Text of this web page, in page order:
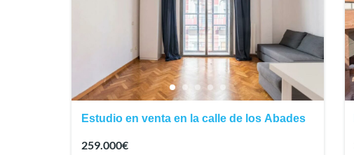
Estudio en venta en la calle de los Abades
259.000€